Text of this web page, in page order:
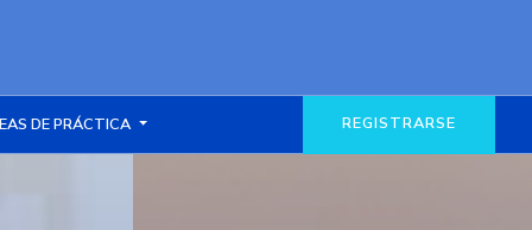
DE PRÁCTICA REGISTRARSE